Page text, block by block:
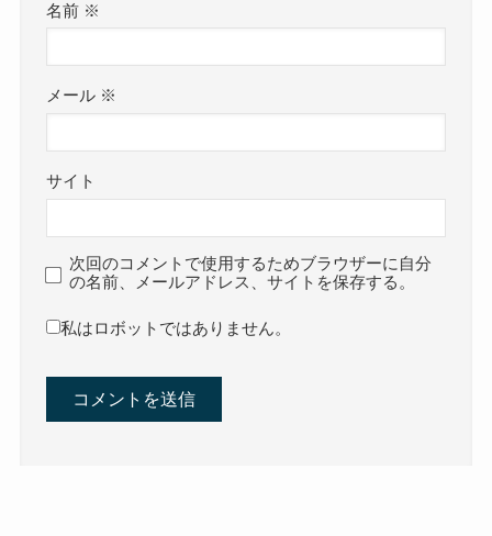
名前 ※
メール ※
サイト
次回のコメントで使用するためブラウザーに自分
の名前、メールアドレス、サイトを保存する。
私はロボットではありません。